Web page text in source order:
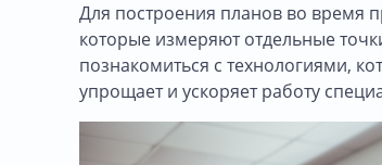
Для построения планов во время
которые измеряют отдельные
познакомиться с технологиями,
упрощает и ускоряет работу